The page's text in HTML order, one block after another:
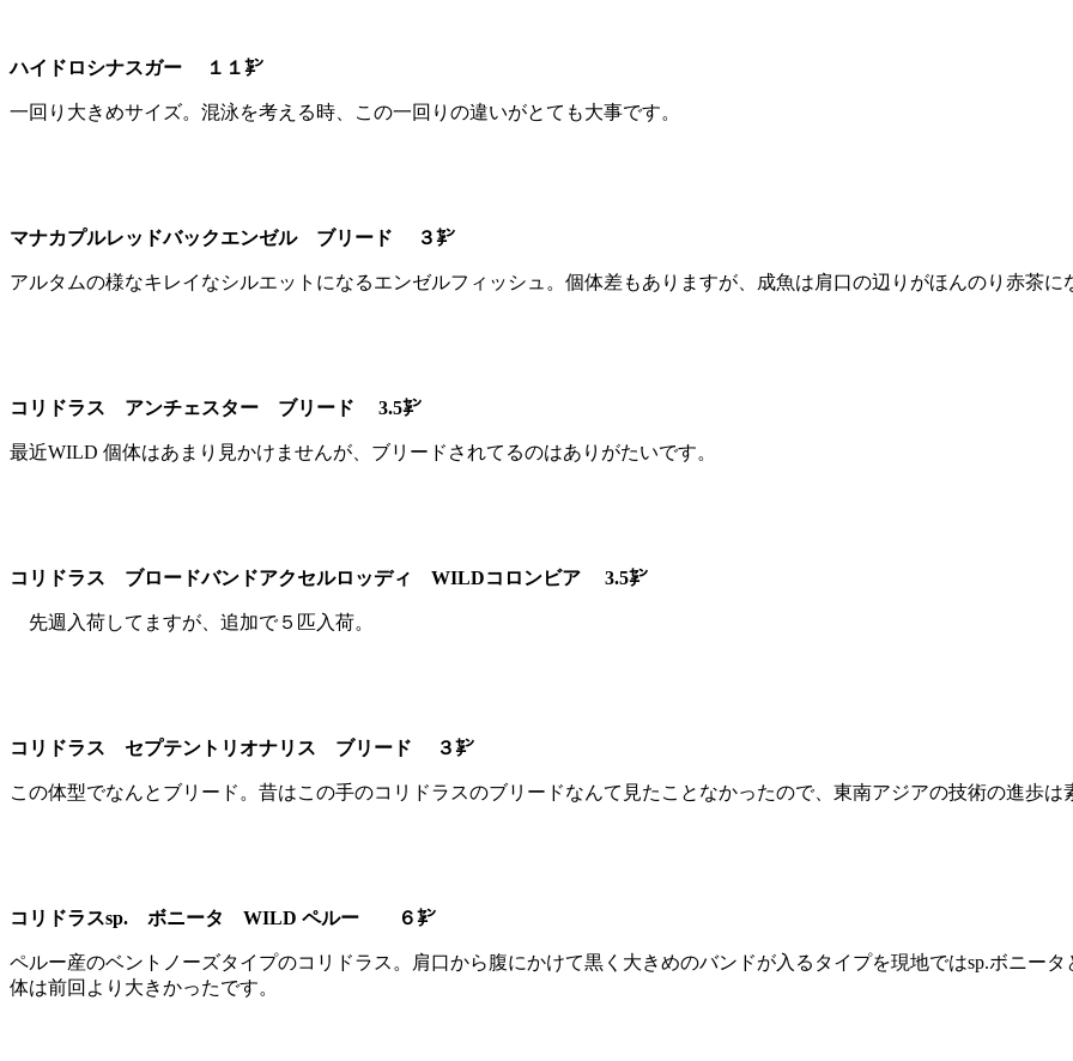
ハイドロシナスガー １１㌢
一回り大きめサイズ。混泳を考える時、この一回りの違いがとても大事です。
マナカプルレッドバックエンゼル ブリード ３㌢
アルタムの様なキレイなシルエットになるエンゼルフィッシュ。個体差もありますが、成魚は肩口の辺りがほんのり赤茶に
コリドラス アンチェスター ブリード 3.5㌢
最近WILD 個体はあまり見かけませんが、ブリードされてるのはありがたいです。
コリドラス ブロードバンドアクセルロッディ WILDコロンビア 3.5㌢
先週入荷してますが、追加で５匹入荷。
コリドラス セプテントリオナリス ブリード ３㌢
この体型でなんとブリード。昔はこの手のコリドラスのブリードなんて見たことなかったので、東南アジアの技術の進歩
コリドラスsp. ボニータ WILD ペルー ６㌢
ペルー産のベントノーズタイプのコリドラス。肩口から腹にかけて黒く大きめのバンドが入るタイプを現地ではsp.ボニー
体は前回より大きかったです。